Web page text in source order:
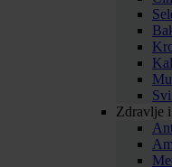
Zdravlje